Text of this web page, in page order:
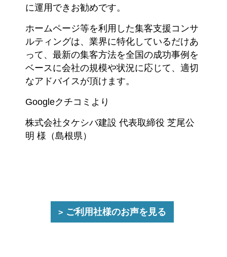
に運用できお勧めです。
ホームページ等を利用した集客支援コンサ
ルティングは、業界に特化しているだけあ
って、最新の集客方法を全国の成功事例を
ベースに会社の規模や状況に応じて、適切
なアドバイスが頂けます。
Googleクチコミより
株式会社タケシバ建設 代表取締役 芝尾公
明 様（島根県）
ご利用社様のお声を見る